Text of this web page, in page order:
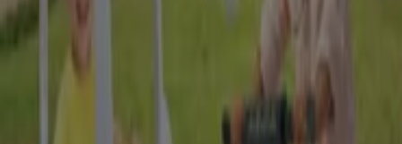
Fahrzeuge & Spielgrate
Läuft am 30.8. ab
Andere Unternehmen der Kategorie